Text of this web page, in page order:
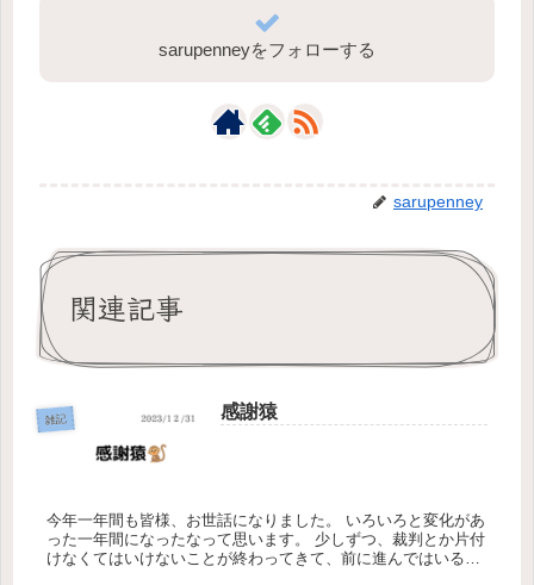
sarupenneyをフォローする
sarupenney
関連記事
雑記 感謝猿
今年一年間も皆様、お世話になりました。 いろいろと変化があ
った一年間になったなって思います。 少しずつ、裁判とか片付
けなくてはいけないことが終わってきて、前に進んではいるな